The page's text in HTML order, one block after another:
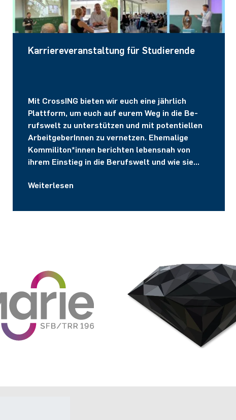
Karriereveranstaltung für Studierende
Mit Cros­sING bie­ten wir euch eine jähr­lich
Platt­form, um euch auf eurem Weg in die Be­
rufs­welt zu un­ter­stüt­zen und mit po­ten­ti­el­len
Ar­beit­ge­berInnen zu vernetzen. Ehemalige
Kommiliton*innen berichten lebensnah von
ihrem Einstieg in die Berufswelt und wie sie
Weiterlesen